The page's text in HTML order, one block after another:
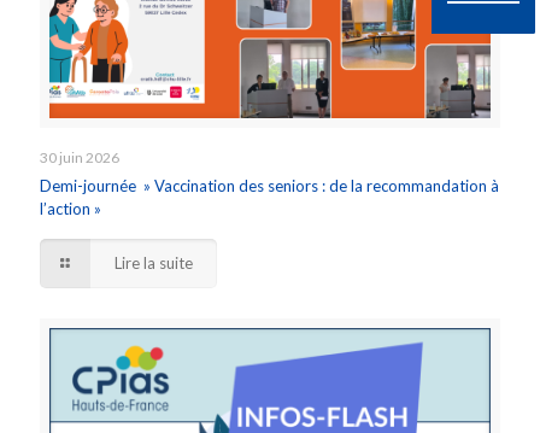
30 juin 2026
Demi-journée » Vaccination des seniors : de la recommandation à
l’action »
Lire la suite